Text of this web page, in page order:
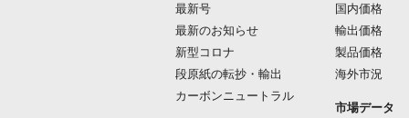
最新号
最新のお知らせ
新型コロナ
段原紙の転抄・輸出
カーボンニュートラル
国内価格
輸出価格
製品価格
海外市況
市場データ